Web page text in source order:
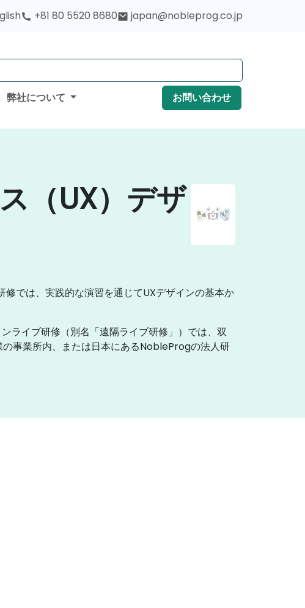
+81 80 5520 8680 japan@nobleprog.co.jp
弊社について お問い合わせ
（UX）デザ
では、実践的な演習を通じてUXデザインの基本か
ライブ研修（別名「遠隔ライブ研修」）では、双
事業所内、または日本にあるNobleProgの法人研